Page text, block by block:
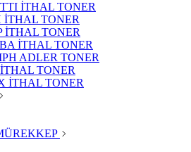
İTHAL TONER
İTHAL TONER
İTHAL TONER
İTHAL TONER
ADLER TONER
TONER
İTHAL TONER